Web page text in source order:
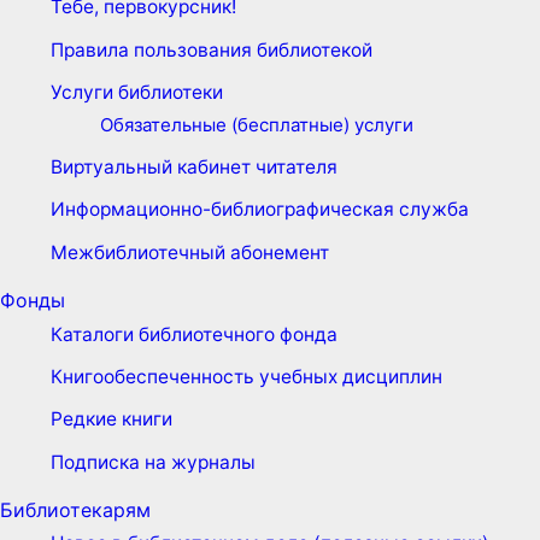
Тебе, первокурсник!
Правила пользования библиотекой
Услуги библиотеки
Обязательные (бесплатные) услуги
Виртуальный кабинет читателя
Информационно-библиографическая служба
Межбиблиотечный абонемент
Фонды
Каталоги библиотечного фонда
Книгообеспеченность учебных дисциплин
Редкие книги
Подписка на журналы
Библиотекарям